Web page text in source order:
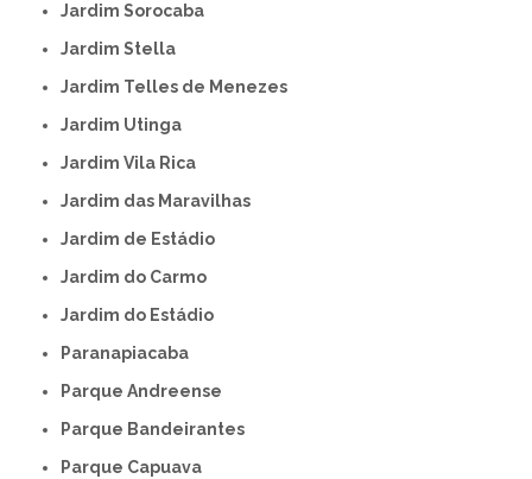
Jardim Sorocaba
Jardim Stella
Jardim Telles de Menezes
Jardim Utinga
Jardim Vila Rica
Jardim das Maravilhas
Jardim de Estádio
Jardim do Carmo
Jardim do Estádio
Paranapiacaba
Parque Andreense
Parque Bandeirantes
Parque Capuava